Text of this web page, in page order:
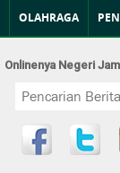
OLAHRAGA
Onlinenya Negeri